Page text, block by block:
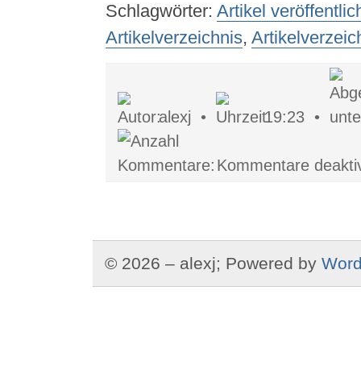
Schlagwörter: Artikel
Artikelverzeichnis,
alexj • 19:23 •
Kommentare
© 2026 – alexj; Powered by